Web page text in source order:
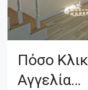
Πόσο
Αγγελία…